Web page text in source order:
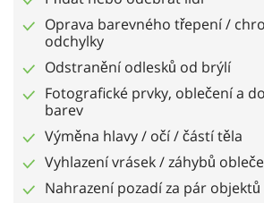
Oprava barevného třepení /
odchylky
Odstranění odlesků od brýlí
Fotografické prvky, oblečení a
barev
Výměna hlavy / očí / částí těla
Vyhlazení vrásek / záhybů
Nahrazení pozadí za pár objektů